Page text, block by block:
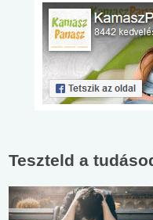
Teszteld a